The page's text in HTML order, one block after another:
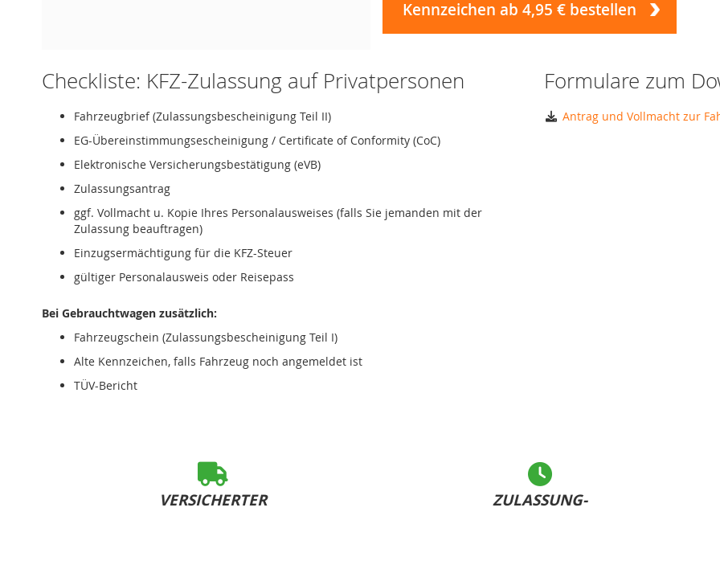
Kennzeichen ab 4,95 € bestellen
Checkliste: KFZ-Zulassung auf Privatpersonen
Fahrzeugbrief (Zulassungsbescheinigung Teil II)
EG-Übereinstimmungsescheinigung / Certificate of Conformity (CoC)
Elektronische Versicherungsbestätigung (eVB)
Zulassungsantrag
ggf. Vollmacht u. Kopie Ihres Personalausweises (falls Sie jemanden mit der
Zulassung beauftragen)
Einzugsermächtigung für die KFZ-Steuer
gültiger Personalausweis oder Reisepass
Bei Gebrauchtwagen zusätzlich:
Fahrzeugschein (Zulassungsbescheinigung Teil I)
Alte Kennzeichen, falls Fahrzeug noch angemeldet ist
TÜV-Bericht
Formulare zum
Antrag und Vollmacht zur
VERSICHERTER
ZULASSUNG-